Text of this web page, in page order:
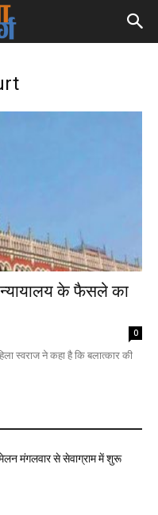
न्यायालय के फैसले का
0
स्वराज ने कहा है कि बलात्कार की
मंगलवार से सेवाग्राम में शुरू